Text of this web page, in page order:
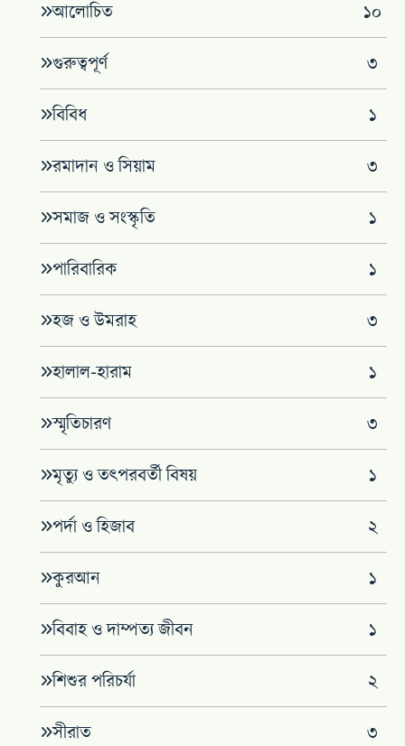
আলোচিত ১০
গুরুত্বপূর্ণ ৩
বিবিধ ১
রমাদান ও সিয়াম ৩
সমাজ ও সংস্কৃতি ১
পারিবারিক ১
হজ ও উমরাহ ৩
হালাল-হারাম ১
স্মৃতিচারণ ৩
মৃত্যু ও তৎপরবর্তী বিষয় ১
পর্দা ও হিজাব ২
কুরআন ১
বিবাহ ও দাম্পত্য জীবন ১
শিশুর পরিচর্যা ২
সীরাত ৩